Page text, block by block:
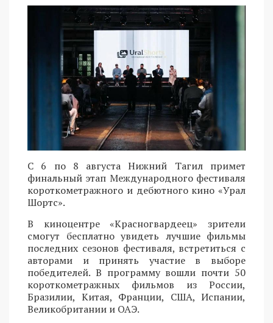
С 6 по 8 августа Нижний Тагил примет
финальный этап Международного фестиваля
короткометражного и дебютного кино «Урал
Шортс».
В киноцентре «Красногвардеец» зрители
смогут бесплатно увидеть лучшие фильмы
последних сезонов фестиваля, встретиться с
авторами и принять участие в выборе
победителей. В программу вошли почти 50
короткометражных фильмов из России,
Бразилии, Китая, Франции, США, Испании,
Великобритании и ОАЭ.